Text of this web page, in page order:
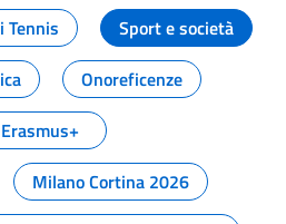
Tennis
Sport e società
Onoreficenze
Erasmus+
Milano Cortina 2026